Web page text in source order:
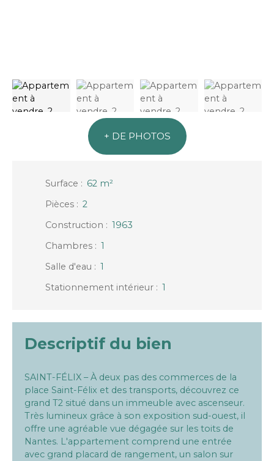
+ DE PHOTOS
Surface : 62 m²
Pièces : 2
Construction : 1963
Chambres : 1
Salle d'eau : 1
Stationnement intérieur : 1
Descriptif du bien
SAINT-FÉLIX – À deux pas des commerces de la
place Saint-Félix et des transports, découvrez ce
grand T2 situé dans un immeuble avec ascenseur.
Très lumineux grâce à son exposition sud-ouest, il
offre une agréable vue dégagée sur les toits de
Nantes. L'appartement comprend une entrée
avec grand placard de rangement, un salon sur